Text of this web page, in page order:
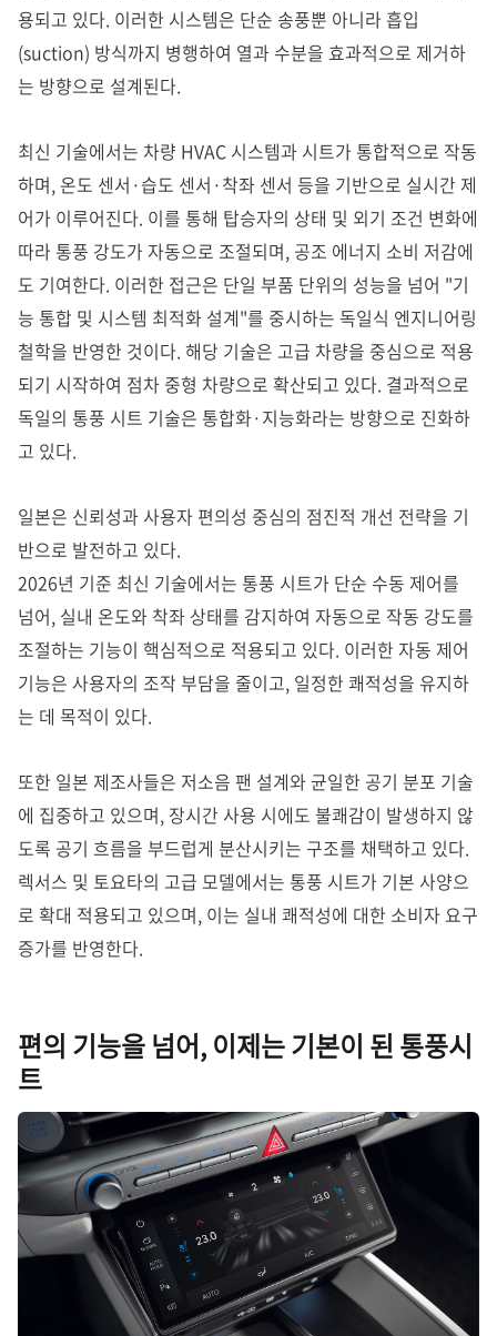
용되고 있다. 이러한 시스템은 단순 송풍뿐 아니라 흡입
(suction) 방식까지 병행하여 열과 수분을 효과적으로 제거하
는 방향으로 설계된다.
최신 기술에서는 차량 HVAC 시스템과 시트가 통합적으로 작동
하며, 온도 센서·습도 센서·착좌 센서 등을 기반으로 실시간 제
어가 이루어진다. 이를 통해 탑승자의 상태 및 외기 조건 변화에
따라 통풍 강도가 자동으로 조절되며, 공조 에너지 소비 저감에
도 기여한다. 이러한 접근은 단일 부품 단위의 성능을 넘어 "기
능 통합 및 시스템 최적화 설계"를 중시하는 독일식 엔지니어링
철학을 반영한 것이다. 해당 기술은 고급 차량을 중심으로 적용
되기 시작하여 점차 중형 차량으로 확산되고 있다. 결과적으로
독일의 통풍 시트 기술은 통합화·지능화라는 방향으로 진화하
고 있다.
일본은 신뢰성과 사용자 편의성 중심의 점진적 개선 전략을 기
반으로 발전하고 있다.
2026년 기준 최신 기술에서는 통풍 시트가 단순 수동 제어를
넘어, 실내 온도와 착좌 상태를 감지하여 자동으로 작동 강도를
조절하는 기능이 핵심적으로 적용되고 있다. 이러한 자동 제어
기능은 사용자의 조작 부담을 줄이고, 일정한 쾌적성을 유지하
는 데 목적이 있다.
또한 일본 제조사들은 저소음 팬 설계와 균일한 공기 분포 기술
에 집중하고 있으며, 장시간 사용 시에도 불쾌감이 발생하지 않
도록 공기 흐름을 부드럽게 분산시키는 구조를 채택하고 있다.
렉서스 및 토요타의 고급 모델에서는 통풍 시트가 기본 사양으
로 확대 적용되고 있으며, 이는 실내 쾌적성에 대한 소비자 요구
증가를 반영한다.
편의 기능을 넘어, 이제는 기본이 된 통풍시
트